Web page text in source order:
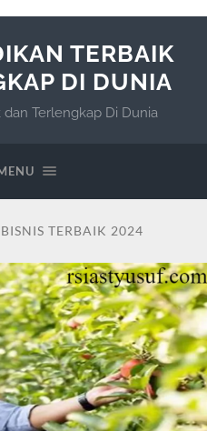
TERBAIK
DI DUNIA
Terlengkap Di Dunia
TERBAIK 2024